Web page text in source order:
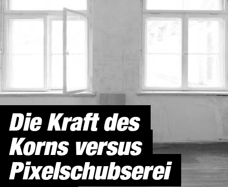
Die Kraft des
Korns versus
Pixelschubserei